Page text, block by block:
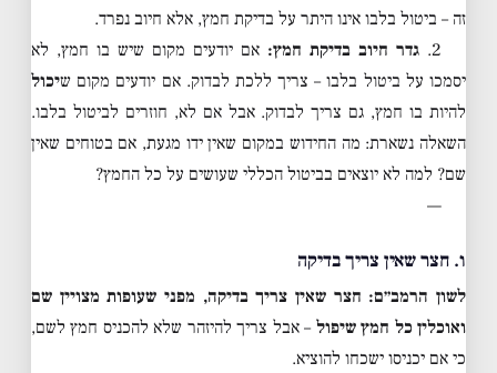
זה – ביטול בלבו אינו היתר על בדיקת חמץ, אלא חיוב נפרד.
2. גדר חיוב בדיקת חמץ: אם יודעים מקום שיש בו חמץ, לא
יסמכו על ביטול בלבו – צריך ללכת לבדוק. אם יודעים מקום שיכול
להיות בו חמץ, גם צריך לבדוק. אבל אם לא, חוזרים לביטול בלבו.
השאלה נשארת: מה החידוש במקום שאין ידו מגעת, אם בטוחים שאין
שם? למה לא יוצאים בביטול הכללי שעושים על כל החמץ?
—
ו. חצר שאין צריך בדיקה
לשון הרמב״ם: חצר שאין צריך בדיקה, מפני שעופות מצויין שם
ואוכלין כל חמץ שיפול – אבל צריך להיזהר שלא להכניס חמץ לשם,
כי אם יכניסו ישכחו להוציא.